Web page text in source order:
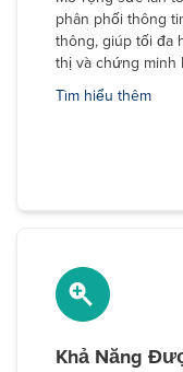
phân phối thông
thông, giúp tối đa
thị và chứng minh
Tìm hiểu thêm
Khả Năng